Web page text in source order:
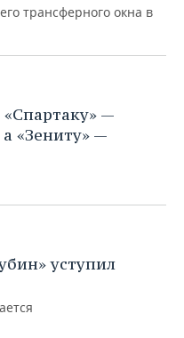
трансферного окна в
—
«Зениту» —
уступил